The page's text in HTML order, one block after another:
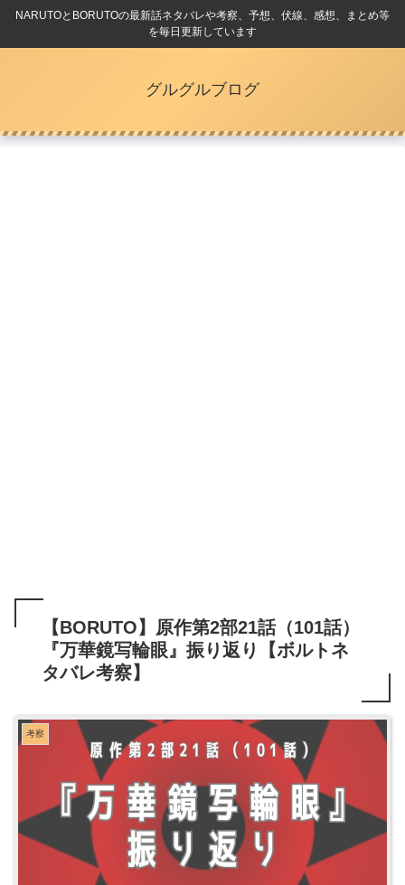
NARUTOとBORUTOの最新話ネタバレや考察、予想、伏線、感想、まとめ等
を毎日更新しています
グルグルブログ
【BORUTO】原作第2部21話（101話）
『万華鏡写輪眼』振り返り【ボルトネ
タバレ考察】
考察